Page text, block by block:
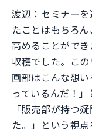
渡辺：セミナー
たことはもちろ
高めることがで
収穫でした。こ
画部はこんな想
っているんだ！
「販売部が持つ
た。」という視